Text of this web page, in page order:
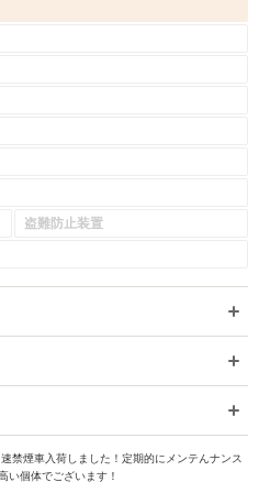
盗難防止装置
禁煙車入荷しました！定期的にメンテんナンス
い個体でございます！